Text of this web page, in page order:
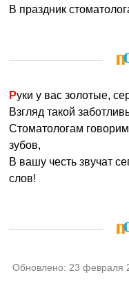
В праздник
Руки у вас золотые,
Взгляд такой
Стоматологам
зубов,
В вашу честь звучат
слов!
Обновлено: 23 февраля